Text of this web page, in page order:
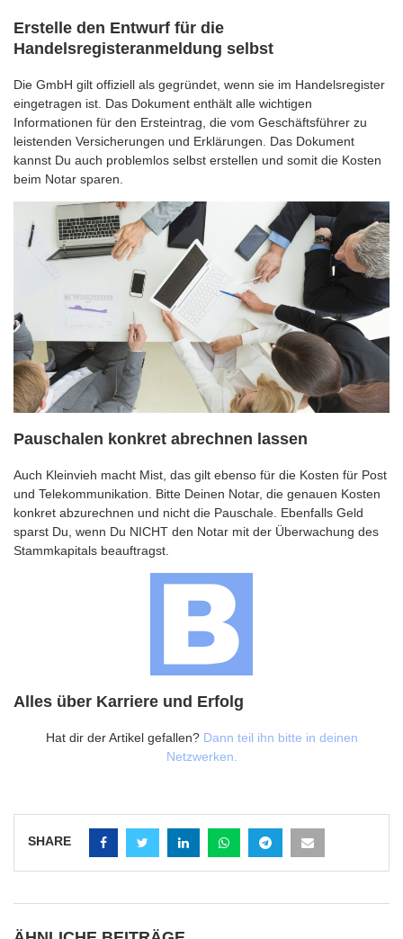
Erstelle den Entwurf für die
Handelsregisteranmeldung selbst
Die GmbH gilt offiziell als gegründet, wenn sie im Handelsregister
eingetragen ist. Das Dokument enthält alle wichtigen
Informationen für den Ersteintrag, die vom Geschäftsführer zu
leistenden Versicherungen und Erklärungen. Das Dokument
kannst Du auch problemlos selbst erstellen und somit die Kosten
beim Notar sparen.
Pauschalen konkret abrechnen lassen
Auch Kleinvieh macht Mist, das gilt ebenso für die Kosten für Post
und Telekommunikation. Bitte Deinen Notar, die genauen Kosten
konkret abzurechnen und nicht die Pauschale. Ebenfalls Geld
sparst Du, wenn Du NICHT den Notar mit der Überwachung des
Stammkapitals beauftragst.
Alles über Karriere und Erfolg
Hat dir der Artikel gefallen? Dann teil ihn bitte in deinen
Netzwerken.
SHARE